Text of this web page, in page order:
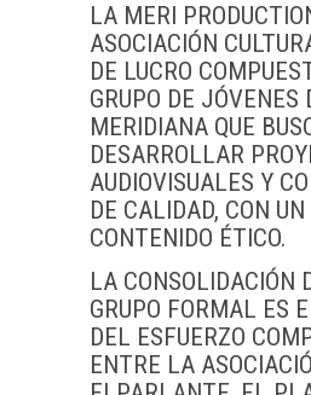
LA MERI
ASOCIACIÓN
DE LUCRO
GRUPO DE JÓVENES
MERIDIANA QUE
DESARROLLAR
AUDIOVISUALES Y
DE CALIDAD, CON
CONTENIDO ÉTICO.
LA CONSOLIDACIÓN
GRUPO FORMAL ES
DEL ESFUERZO
ENTRE LA